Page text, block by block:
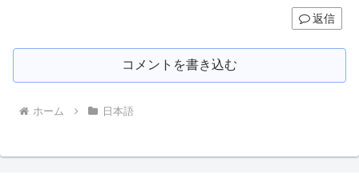
返信
コメントを書き込む
ホーム 日本語